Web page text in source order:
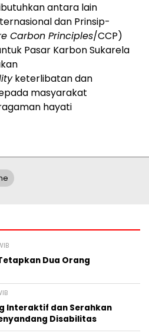
antara lain
dan Prinsip-
Carbon Principles/CCP)
Pasar Karbon Sukarela
keterlibatan dan
masyarakat
hayati
Dua Orang
Interaktif dan Serahkan
Disabilitas